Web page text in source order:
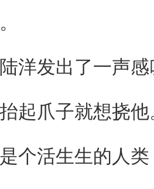
发出了一声感
爪子就想挠他
活生生的人类